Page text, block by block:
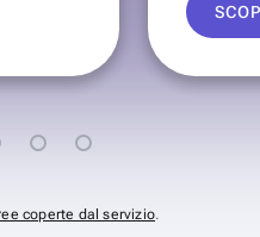
coperte dal servizio.